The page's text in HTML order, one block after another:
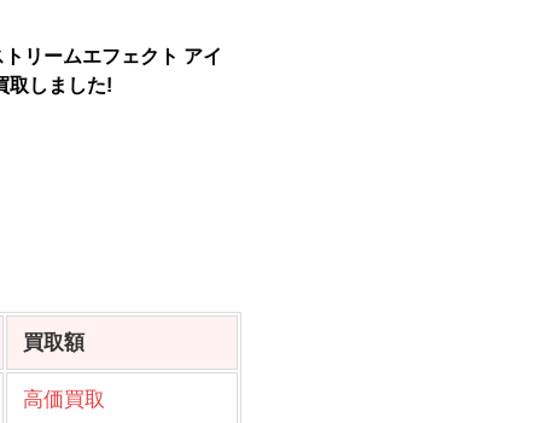
リームエフェクト アイ
取しました!
買取額
高価買取